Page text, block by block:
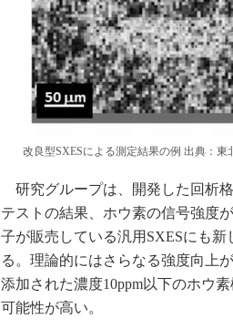
改良型SXESによる測定結果の例 出典：東
研究グループは、開発した回析
テストの結果、ホウ素の信号強度
子が販売している汎用SXESにも
る。理論的にはさらなる強度向上
添加された濃度10ppm以下のホウ
可能性が高い。